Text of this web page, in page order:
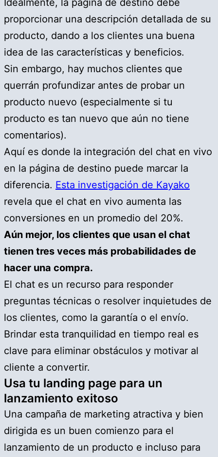
Idealmente, la página de destino debe
proporcionar una descripción detallada de su
producto, dando a los clientes una buena
idea de las características y beneficios.
Sin embargo, hay muchos clientes que
querrán profundizar antes de probar un
producto nuevo (especialmente si tu
producto es tan nuevo que aún no tiene
comentarios).
Aquí es donde la integración del chat en vivo
en la página de destino puede marcar la
diferencia. Esta investigación de Kayako
revela que el chat en vivo aumenta las
conversiones en un promedio del 20%.
Aún mejor, los clientes que usan el chat
tienen tres veces más probabilidades de
hacer una compra.
El chat es un recurso para responder
preguntas técnicas o resolver inquietudes de
los clientes, como la garantía o el envío.
Brindar esta tranquilidad en tiempo real es
clave para eliminar obstáculos y motivar al
cliente a convertir.
Usa tu landing page para un
lanzamiento exitoso
Una campaña de marketing atractiva y bien
dirigida es un buen comienzo para el
lanzamiento de un producto e incluso para